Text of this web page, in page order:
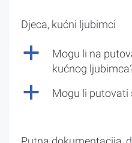
Djeca, kućni ljubimci
a
Mogu li na
kućnog
a Mogu li putovati